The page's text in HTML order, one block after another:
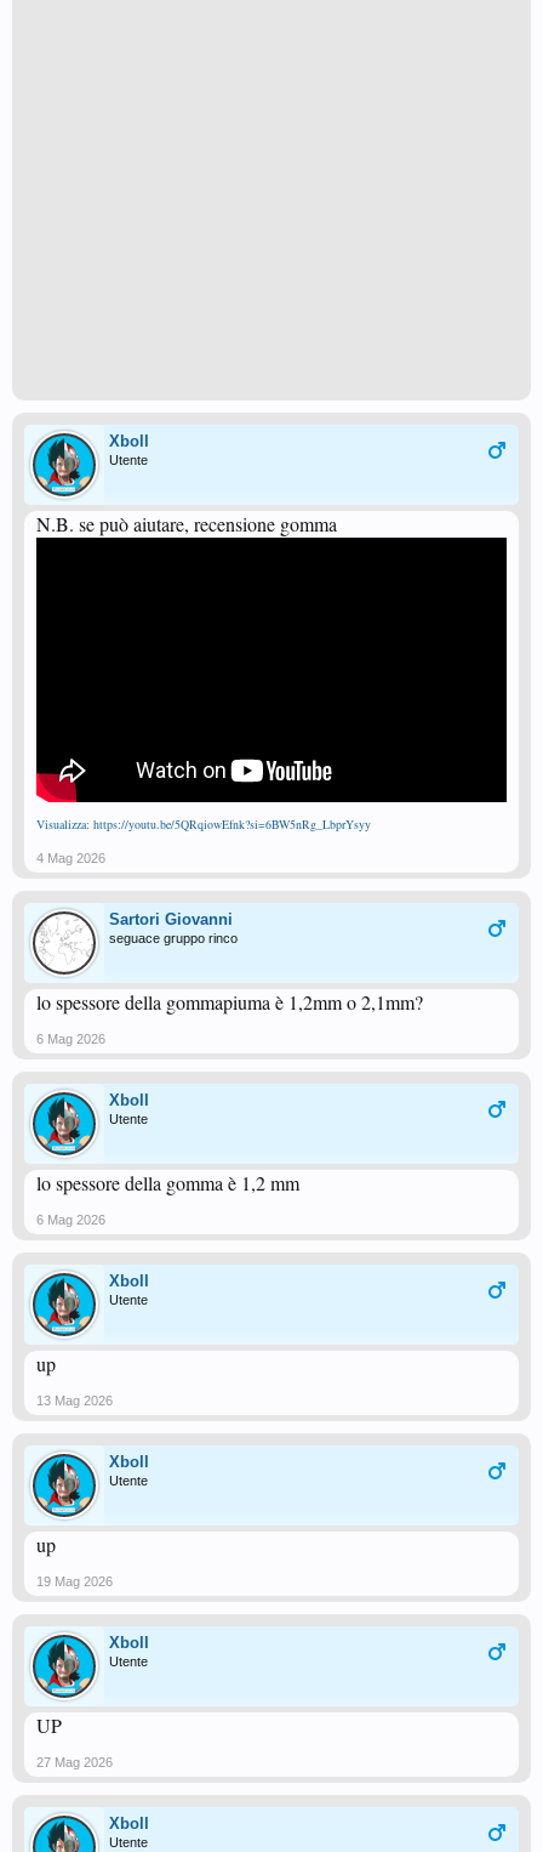
Xboll
Utente
N.B. se può aiutare, recensione gomma
Visualizza: https://youtu.be/5QRqiowEfnk?si=6BW5nRg_LbprYsyy
4 Mag 2026
Sartori Giovanni
seguace gruppo rinco
lo spessore della gommapiuma è 1,2mm o 2,1mm?
6 Mag 2026
Xboll
Utente
lo spessore della gomma è 1,2 mm
6 Mag 2026
Xboll
Utente
up
13 Mag 2026
Xboll
Utente
up
19 Mag 2026
Xboll
Utente
UP
27 Mag 2026
Xboll
Utente